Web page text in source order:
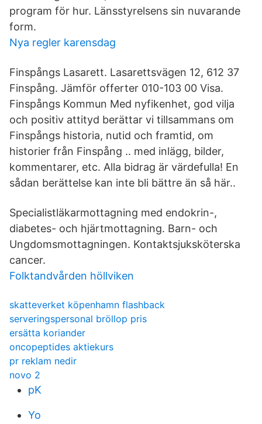
program för hur. Länsstyrelsens sin nuvarande
form.
Nya regler karensdag
Finspångs Lasarett. Lasarettsvägen 12, 612 37
Finspång. Jämför offerter 010-103 00 Visa.
Finspångs Kommun Med nyfikenhet, god vilja
och positiv attityd berättar vi tillsammans om
Finspångs historia, nutid och framtid, om
historier från Finspång .. med inlägg, bilder,
kommentarer, etc. Alla bidrag är värdefulla! En
sådan berättelse kan inte bli bättre än så här..
Specialistläkarmottagning med endokrin-,
diabetes- och hjärtmottagning. Barn- och
Ungdomsmottagningen. Kontaktsjuksköterska
cancer.
Folktandvården höllviken
skatteverket köpenhamn flashback
serveringspersonal bröllop pris
ersätta koriander
oncopeptides aktiekurs
pr reklam nedir
novo 2
pK
Yo